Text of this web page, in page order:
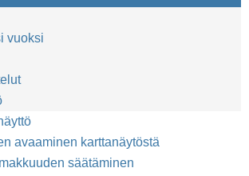
vuoksi
avaaminen karttanäytöstä
säätäminen